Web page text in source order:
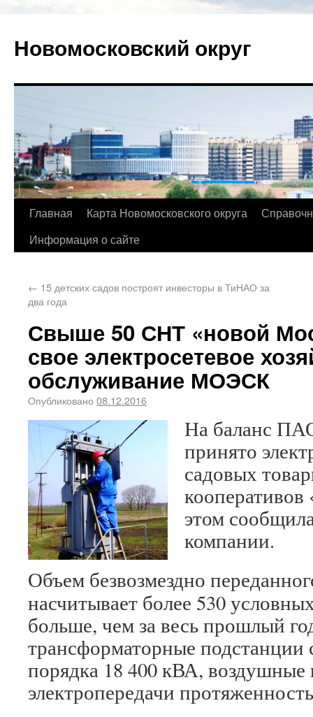
Новомосковский округ
Главная Карта Новомосковского округа
Информация о сайте
← 15 детских садов построят инвесторы в ТиНАО за
два года
Свыше 50 СНТ «новой
свое электросетевое
обслуживание МОЭСК
Опубликовано 08.12.2016
На баланс
принято
садовых
этом
компании.
Объем безвозмездно
насчитывает более 530
больше, чем за весь прошлый
трансформаторные
порядка 18 400 кВА,
электропередачи